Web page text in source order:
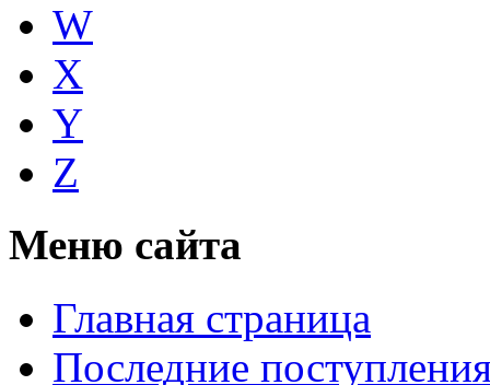
W
X
Y
Z
Меню сайта
Главная страница
Последние